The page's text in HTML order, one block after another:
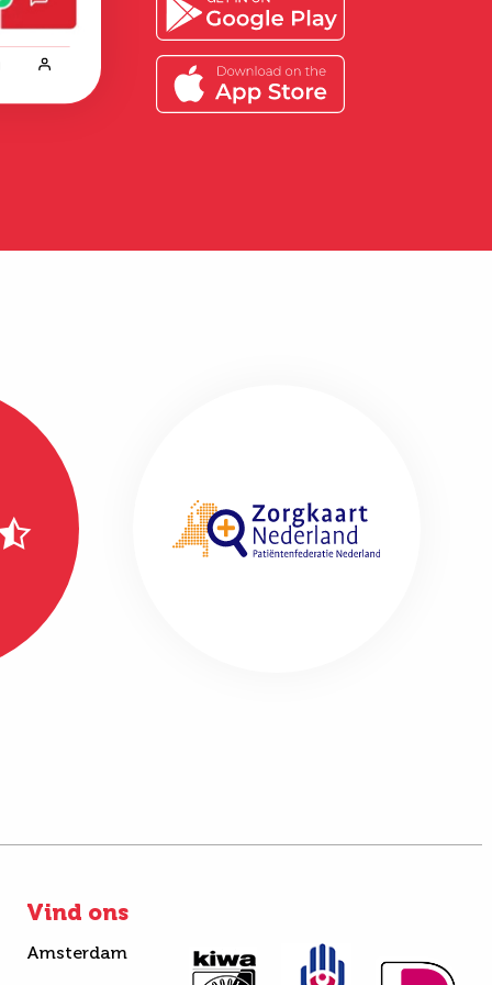
Bekijk alle ervaringen
Vind ons
Amsterdam